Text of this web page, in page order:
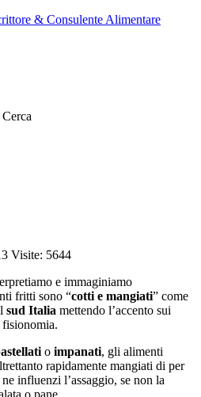
Cerca
Visite: 5644
e immaginiamo
fritti sono “cotti e mangiati” come
sud Italia mettendo l’accento sui
fisionomia.
o impanati, gli alimenti
rapidamente mangiati di per
influenzi l’assaggio, se non la